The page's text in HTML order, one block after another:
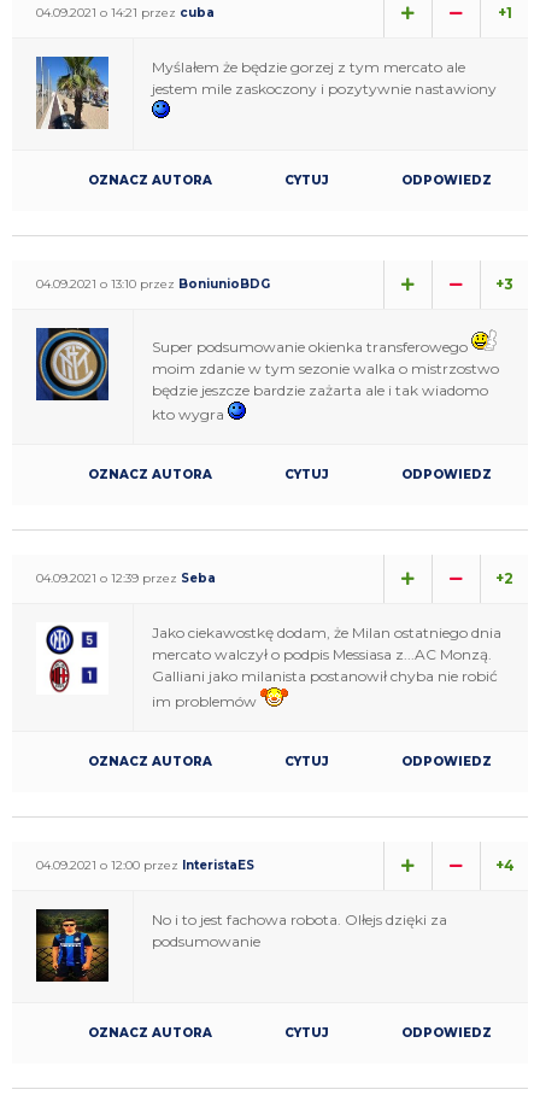
04.09.2021 o 14:21 przez cuba +1
Myślałem że będzie gorzej z tym mercato ale
jestem mile zaskoczony i pozytywnie nastawiony
OZNACZ AUTORA CYTUJ ODPOWIEDZ
04.09.2021 o 13:10 przez BoniunioBDG +3
Super podsumowanie okienka transferowego
moim zdanie w tym sezonie walka o mistrzostwo
będzie jeszcze bardzie zażarta ale i tak wiadomo
kto wygra
OZNACZ AUTORA CYTUJ ODPOWIEDZ
04.09.2021 o 12:39 przez Seba +2
Jako ciekawostkę dodam, że Milan ostatniego dnia
mercato walczył o podpis Messiasa z...AC Monzą.
Galliani jako milanista postanowił chyba nie robić
im problemów
OZNACZ AUTORA CYTUJ ODPOWIEDZ
04.09.2021 o 12:00 przez InteristaES +4
No i to jest fachowa robota. Olłejs dzięki za
podsumowanie
OZNACZ AUTORA CYTUJ ODPOWIEDZ